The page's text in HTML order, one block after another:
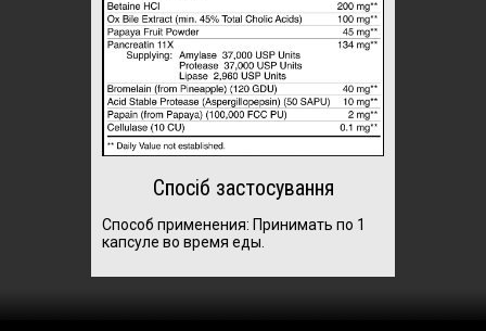
Спосіб застосування
Способ применения: Принимать по 1
капсуле во время еды.